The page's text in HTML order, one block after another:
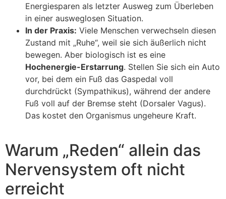
Energiesparen als letzter Ausweg zum Überleben
in einer ausweglosen Situation.
In der Praxis: Viele Menschen verwechseln diesen
Zustand mit „Ruhe“, weil sie sich äußerlich nicht
bewegen. Aber biologisch ist es eine
Hochenergie-Erstarrung. Stellen Sie sich ein Auto
vor, bei dem ein Fuß das Gaspedal voll
durchdrückt (Sympathikus), während der andere
Fuß voll auf der Bremse steht (Dorsaler Vagus).
Das kostet den Organismus ungeheure Kraft.
Warum „Reden“ allein das
Nervensystem oft nicht
erreicht